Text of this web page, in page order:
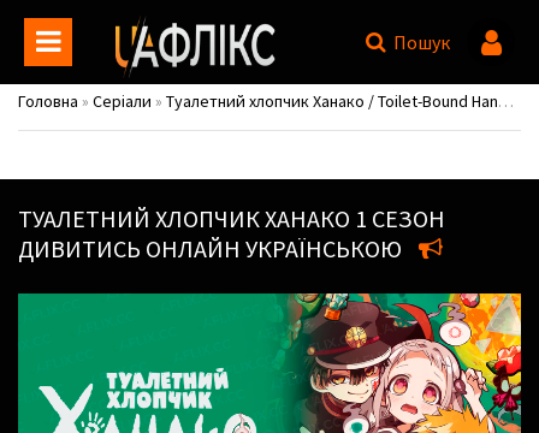
Пошук
Головна » Серіали » Туалетний хлопчик Ханако / Toilet-Bound Hanako-kun / Jibaku Shounen Hanako-kun
ТУАЛЕТНИЙ ХЛОПЧИК ХАНАКО 1 СЕЗОН
ДИВИТИСЬ ОНЛАЙН УКРАЇНСЬКОЮ